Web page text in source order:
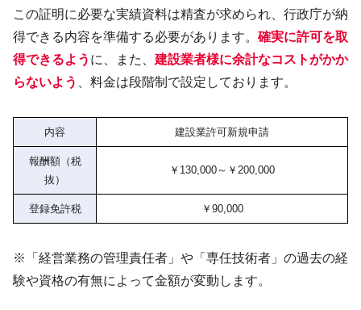
この証明に必要な実績資料は精査が求められ、行政庁が納
得できる内容を準備する必要があります。 確実に許可を取
得できるよう に、また、 建設業者様に余計なコストがかか
らないよう
、料金は段階制で設定しております。
内容 建設業許可新規申請
報酬額（税
抜）
￥130,000～￥200,000
登録免許税 ￥90,000
※「経営業務の管理責任者」や「専任技術者」の過去の経
験や資格の有無によって金額が変動します。